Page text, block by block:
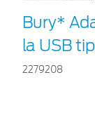
Bury*
la USB
2279208